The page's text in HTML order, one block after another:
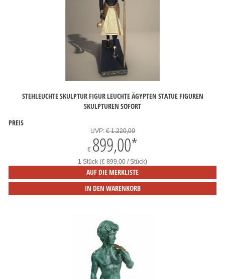
STEHLEUCHTE SKULPTUR FIGUR LEUCHTE ÄGYPTEN STATUE FIGUREN
SKULPTUREN SOFORT
PREIS
UVP:€ 1.220,00
€ 899,00*
1 Stück (€ 899,00 / Stück)
AUF DIE MERKLISTE
IN DEN WARENKORB